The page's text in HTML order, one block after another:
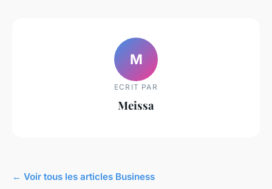
M
ECRIT PAR
Meissa
← Voir tous les articles Business